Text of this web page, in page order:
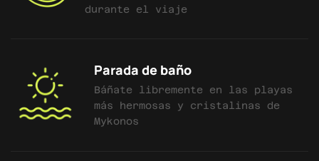
durante el viaje
Parada de baño
Báñate libremente en las playas
más hermosas y cristalinas de
Mykonos